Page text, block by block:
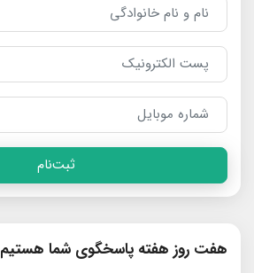
ثبت‌نام
هفت روز هفته پاسخگوی شما هستیم